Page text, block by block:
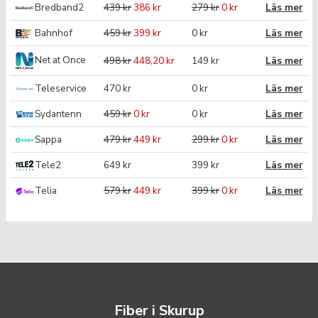
Bredband2 439 kr386 kr 279 kr0 kr
Läs mer
Bahnhof
459 kr399 kr 0 kr
Läs mer
Net at Once
498 kr448,20 kr 149 kr Läs mer
Teleservice 470 kr 0 kr
Läs mer
Sydantenn
459 kr0 kr 0 kr
Läs mer
Sappa
479 kr449 kr 299 kr0 kr
Läs mer
Tele2
649 kr 399 kr
Läs mer
Telia
579 kr449 kr 399 kr0 kr Läs mer
Fiber i Skurup